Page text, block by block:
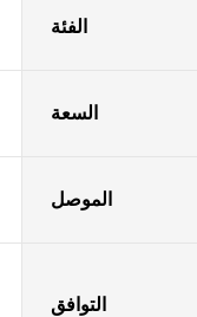
الفئة
السعة
الموصل
التوافق